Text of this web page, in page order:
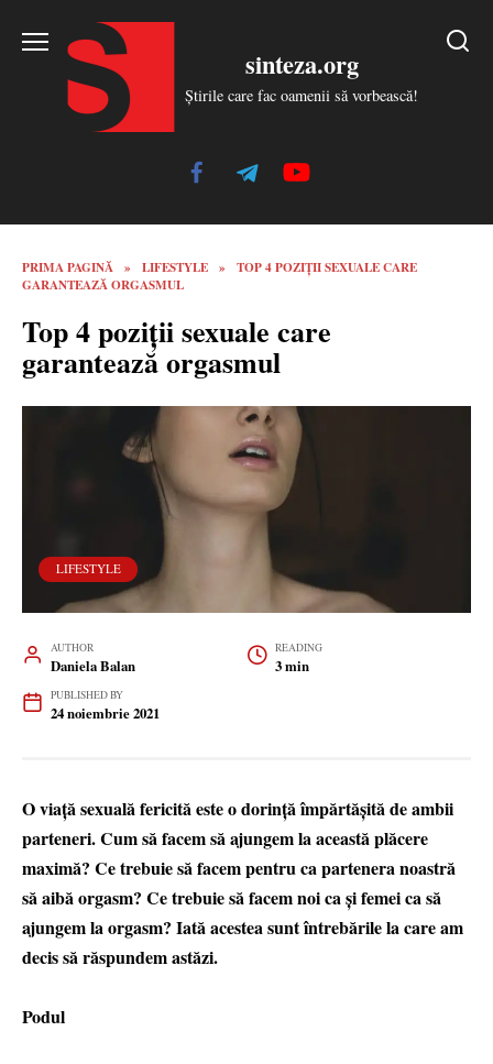
sinteza.org
Știrile care fac oamenii să vorbească!
PRIMA PAGINĂ » LIFESTYLE »
TOP 4 POZIŢII SEXUALE CARE
GARANTEAZĂ ORGASMUL
Top 4 poziţii sexuale care
garantează orgasmul
LIFESTYLE
AUTHOR
Daniela Balan
READING
3 min
PUBLISHED BY
24 noiembrie 2021
O viață sexuală fericită este o dorință împărtășită de ambii
parteneri. Cum să facem să ajungem la această plăcere
maximă? Ce trebuie să facem pentru ca partenera noastră
să aibă orgasm? Ce trebuie să facem noi ca și femei ca să
ajungem la orgasm? Iată acestea sunt întrebările la care am
decis să răspundem astăzi.
Podul